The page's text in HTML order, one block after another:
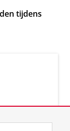
tijdens